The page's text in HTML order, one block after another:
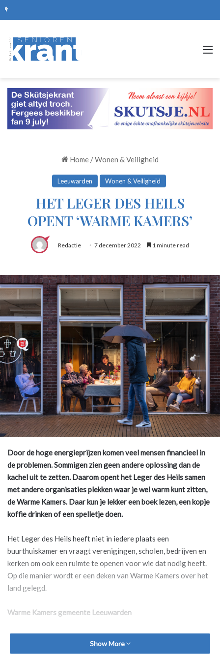
De mooiste picknickplekken, routes en zomerse uitjes
Home /Wonen & Veiligheid
Leeuwarden Wonen & Veiligheid
HET LEGER DES HEILS
OPENT ‘WARME KAMERS’
Redactie 7 december 2022 1 minute read
Door de hoge energieprijzen komen veel mensen financieel in
de problemen. Sommigen zien geen andere oplossing dan de
kachel uit te zetten. Daarom opent het Leger des Heils samen
met andere organisaties plekken waar je wel warm kunt zitten,
de Warme Kamers. Daar kun je lekker een boek lezen, een kopje
koffie drinken of een spelletje doen.
Het Leger des Heils heeft niet in iedere plaats een
buurthuiskamer en vraagt verenigingen, scholen, bedrijven en
kerken om ook een ruimte te openen voor wie dat nodig heeft.
Op die manier wordt er een deken van Warme Kamers over het
land gelegd.
Warme Kamers gemeente Leeuwarden
In de gemeente Leeuwarden zijn ook een aantal Warme Kamers:
Show More